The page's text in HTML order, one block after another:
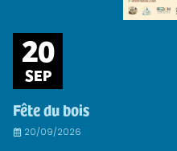
20
SEP
Fête du bois
20/09/2026